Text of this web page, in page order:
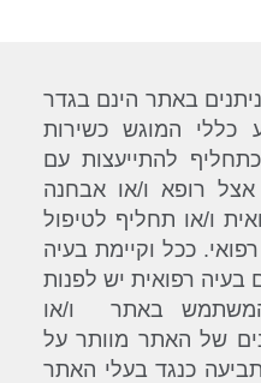
באתר הינם בגדר
כללי המוגש כשירות
להתייעצות עם
אצל רופא ו/או אבחנה
ו/או תחליף לטיפול
ככל וקיימת בעיה
בעיה רפואית יש לפנות
המשתמש באתר ו/או
של האתר מוותר על
כנגד בעלי האתר